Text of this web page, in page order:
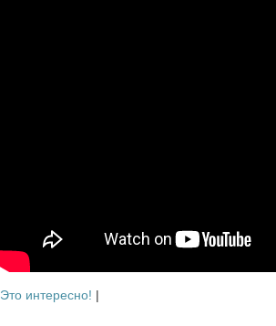
Это интересно! |